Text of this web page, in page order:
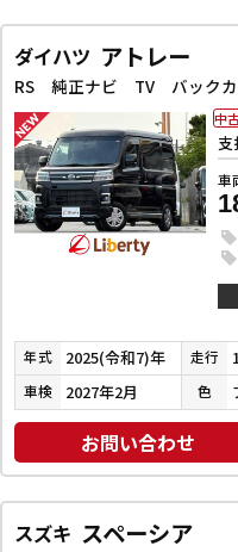
ダイハツ アトレー
支
車
中
年式 2025(令和7)年 走行
車検 2027年2月 色
お問い合わせ
スズキ スペーシア